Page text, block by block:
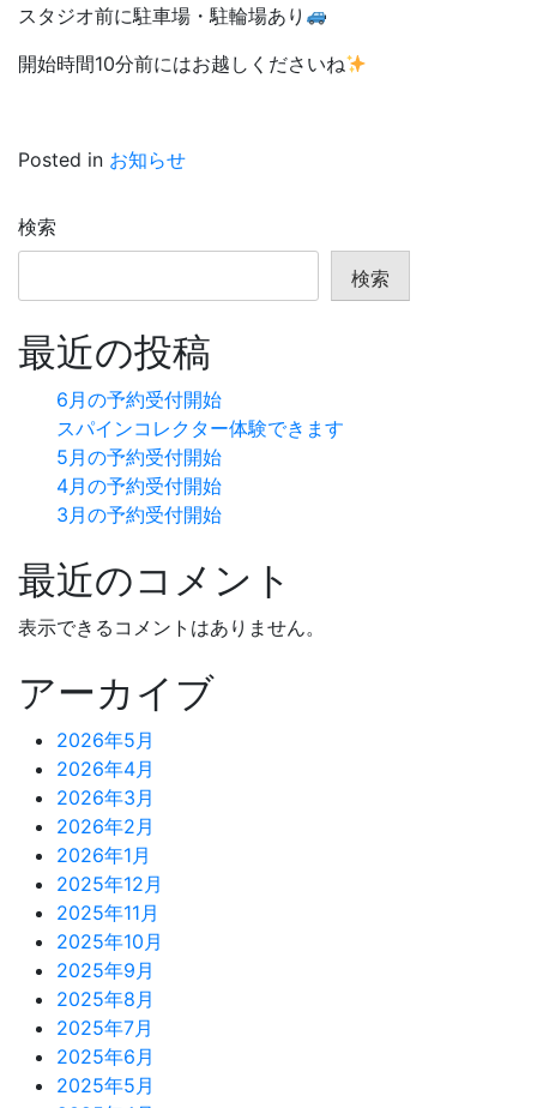
スタジオ前に駐車場・駐輪場あり
開始時間10分前にはお越しくださいね
Posted in お知らせ
検索
検索
最近の投稿
6月の予約受付開始
スパインコレクター体験できます
5月の予約受付開始
4月の予約受付開始
3月の予約受付開始
最近のコメント
表示できるコメントはありません。
アーカイブ
2026年5月
2026年4月
2026年3月
2026年2月
2026年1月
2025年12月
2025年11月
2025年10月
2025年9月
2025年8月
2025年7月
2025年6月
2025年5月